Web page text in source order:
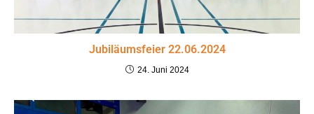
Jubiläumsfeier 22.06.2024
24. Juni 2024